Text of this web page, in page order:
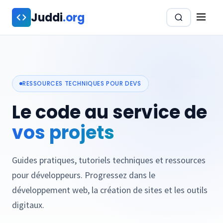
Aller au contenu principal
Juddi.org
RESSOURCES TECHNIQUES POUR DEVS
Le code au service de
vos projets
Guides pratiques, tutoriels techniques et ressources
pour développeurs. Progressez dans le
développement web, la création de sites et les outils
digitaux.
La diversité culturelle
et religieuse fait
depuis longtemps
partie du quotidien
des entreprises
françaises. Avec elle
viennent des
questions concrètes :